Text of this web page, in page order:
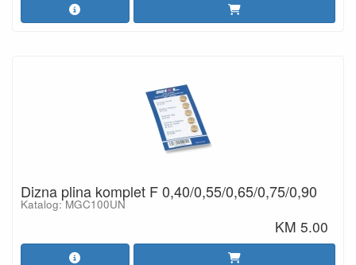
Dizna plina komplet F 0,40/0,55/0,65/0,75/0,90
Katalog: MGC100UN
KM 5.00